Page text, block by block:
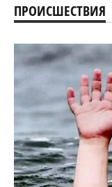
ПРОИСШЕСТВИЯ